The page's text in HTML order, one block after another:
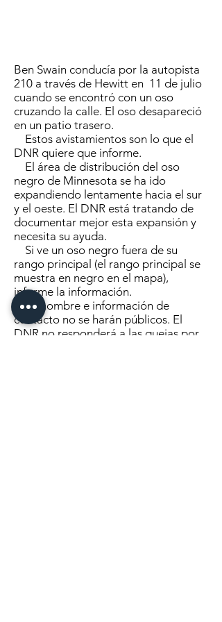
Ben Swain conducía por la autopista
210 a través de Hewitt en 11 de julio
cuando se encontró con un oso
cruzando la calle. El oso desapareció
en un patio trasero.
Estos avistamientos son lo que el
DNR quiere que informe.
El área de distribución del oso
negro de Minnesota se ha ido
expandiendo lentamente hacia el sur
y el oeste. El DNR está tratando de
documentar mejor esta expansión y
necesita su ayuda.
Si ve un oso negro fuera de su
rango principal (el rango principal se
muestra en negro en el mapa),
informe la información.
Su nombre e información de
contacto no se harán públicos. El
DNR no responderá a las quejas por